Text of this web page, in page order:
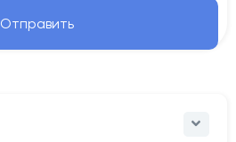
Отправить